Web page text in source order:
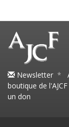
Newsletter *
boutique de l'AJCF
un don